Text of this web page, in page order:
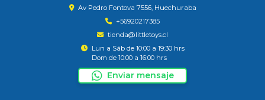
Av Pedro Fontova 7556, Huechuraba
+56920217385
tienda@littletoys.cl
Lun a Sáb de 10:00 a 19:30 hrs
Dom de 10:00 a 16:00 hrs
Enviar mensaje